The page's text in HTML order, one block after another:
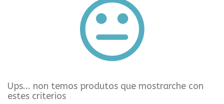
Ups... non temos produtos que mostrarche con
estes criterios